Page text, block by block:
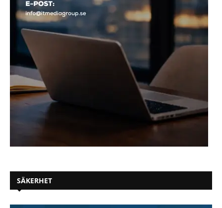
SÄKERHET